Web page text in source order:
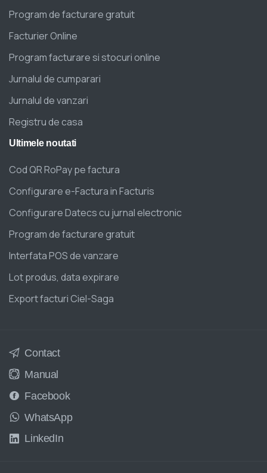
Program de facturare gratuit
Facturier Online
Program facturare si stocuri online
Jurnalul de cumparari
Jurnalul de vanzari
Registru de casa
Ultimele noutati
Cod QR RoPay pe factura
Configurare e-Factura in Facturis
Configurare Datecs cu jurnal electronic
Program de facturare gratuit
Interfata POS de vanzare
Lot produs, data expirare
Export facturi Ciel-Saga
Contact
Manual
Facebook
WhatsApp
LinkedIn